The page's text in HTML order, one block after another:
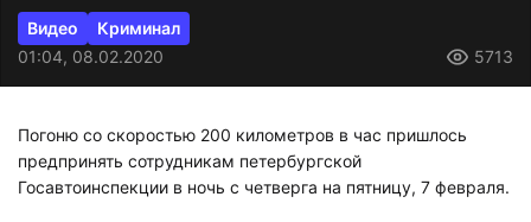
Видео
Криминал
01:04, 08.02.2020
5713
Погоню со скоростью 200 километров в час пришлось
предпринять сотрудникам петербургской
Госавтоинспекции в ночь с четверга на пятницу, 7 февраля.